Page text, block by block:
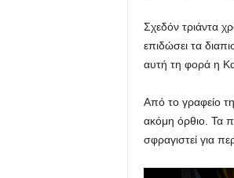
Σχεδόν τριάντα
επιδώσει τα
αυτή τη φορά η
Από το γραφείο
ακόμη όρθιο. Τα
σφραγιστεί για